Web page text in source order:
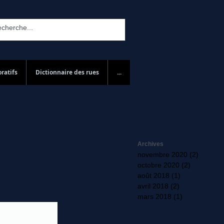
Dictionnaire des rues ...
Archives
novembre 2020 (2)
octobre 2020 (2)
août 2018 (1)
avril 2018 (2)
mars 2018 (1)